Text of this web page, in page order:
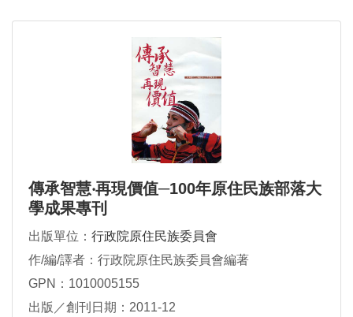
傳承智慧‧再現價值─100年原住民族部落大
學成果專刊
出版單位： 行政院原住民族委員會
作/編/譯者：行政院原住民族委員會編著
GPN：1010005155
出版／創刊日期：2011-12